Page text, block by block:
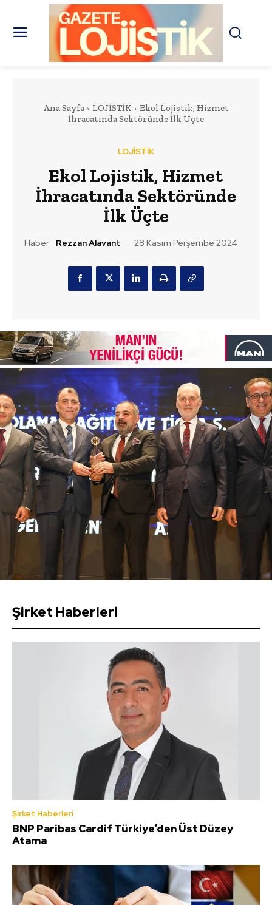
Ana Sayfa LOJİSTİK
Ekol Lojistik, Hizmet
İhracatında Sektöründe İlk Üçte
LOJİSTİK
Ekol Lojistik, Hizmet
İhracatında Sektöründe
İlk Üçte
Haber: Rezzan Alavant 28 Kasım Perşembe 2024
Şirket Haberleri
Şirket Haberleri
BNP Paribas Cardif Türkiye’den Üst Düzey
Atama